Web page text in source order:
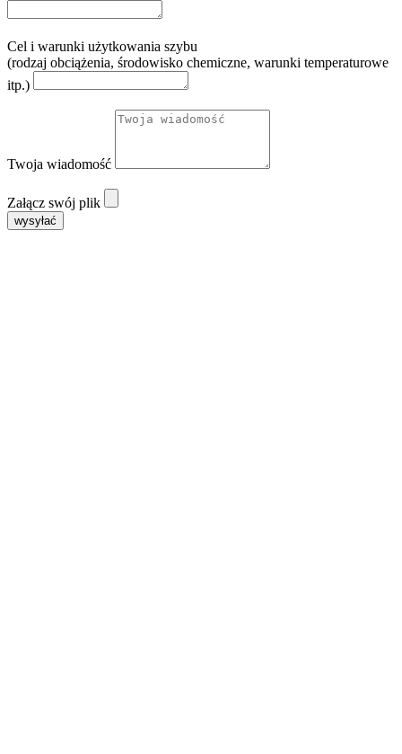
Cel i warunki użytkowania szybu
(rodzaj obciążenia, środowisko chemiczne, warunki temperaturowe
itp.)
Twoja wiadomość
Załącz swój plik
wysyłać